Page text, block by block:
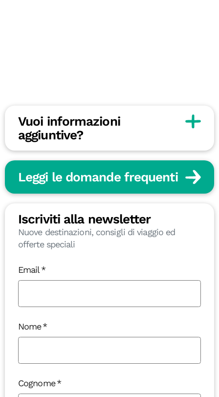
Vuoi informazioni
aggiuntive?
Leggi le domande frequenti
Iscriviti alla newsletter
Nuove destinazioni, consigli di viaggio ed
offerte speciali
Email
Nome
Cognome